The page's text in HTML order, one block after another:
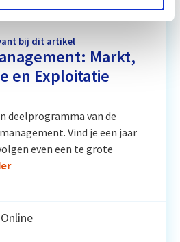
bij dit artikel
Markt,
en Exploitatie
deelprogramma van de
Vind je een jaar
even een te grote